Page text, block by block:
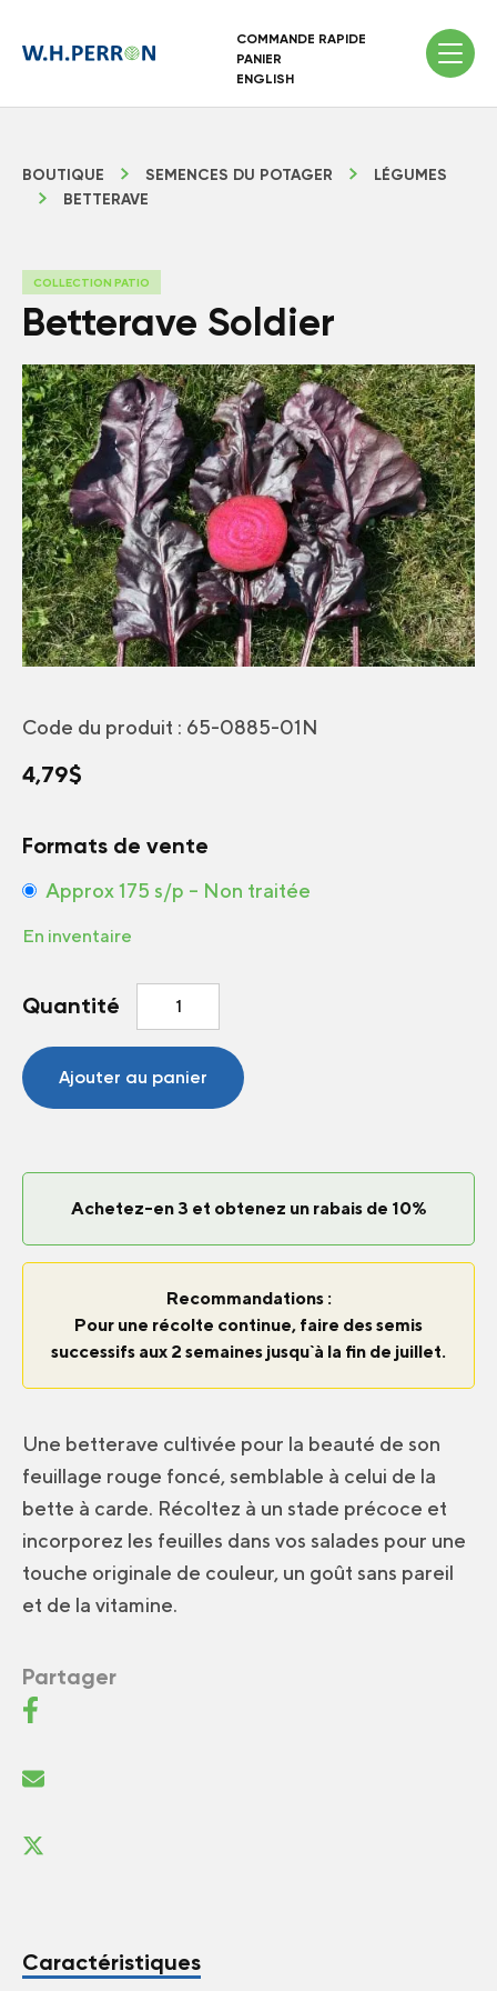
COMMANDE RAPIDE
PANIER
ENGLISH
BOUTIQUE SEMENCES DU POTAGER
LÉGUMES
BETTERAVE
COLLECTION PATIO
Betterave Soldier
Code du produit : 65-0885-01N
4,79$
Formats de vente
Approx 175 s/p – Non traitée
En inventaire
Quantité
Betterave
Soldier
Ajouter au panier
Achetez-en 3 et obtenez un rabais de 10%
Recommandations :
Pour une récolte continue, faire des semis
successifs aux 2 semaines jusqu`à la fin de juillet.
Une betterave cultivée pour la beauté de son
feuillage rouge foncé, semblable à celui de la
bette à carde. Récoltez à un stade précoce et
incorporez les feuilles dans vos salades pour une
touche originale de couleur, un goût sans pareil
et de la vitamine.
Partager
Caractéristiques